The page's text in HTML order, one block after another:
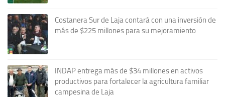
Costanera Sur de Laja contará con una inversión de
más de $225 millones para su mejoramiento
INDAP entrega más de $34 millones en activos
productivos para fortalecer la agricultura familiar
campesina de Laja